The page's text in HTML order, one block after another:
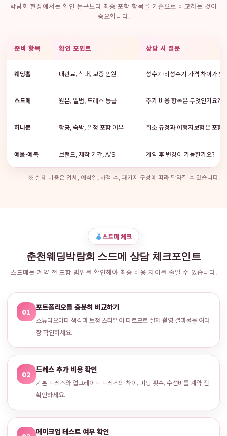
박람회 현장에서는 할인 문구보다 최종 포함 항목을 기준으로 비교하는 것이
중요합니다.
준비 항목 확인 포인트 상담 시 질문
웨딩홀 대관료, 식대, 보증 인원 성수기·비성수기 가격 차이가 있
스드메 원본, 앨범, 드레스 등급 추가 비용 항목은 무엇인가요?
허니문 항공, 숙박, 일정 포함 여부 취소 규정과 여행자보험은 포함
예물·예복 브랜드, 제작 기간, A/S 계약 후 변경이 가능한가요?
※ 실제 비용은 업체, 예식일, 하객 수, 패키지 구성에 따라 달라질 수 있습니다.
스드메 체크
춘천웨딩박람회 스드메 상담 체크포인트
스드메는 계약 전 포함 범위를 확인해야 최종 비용 차이를 줄일 수 있습니다.
01 포트폴리오를 충분히 비교하기
스튜디오마다 색감과 보정 스타일이 다르므로 실제 촬영 결과물을 여러
장 확인하세요.
02 드레스 추가 비용 확인
기본 드레스와 업그레이드 드레스의 차이, 피팅 횟수, 수선비를 계약 전
확인하세요.
메이크업 테스트 여부 확인